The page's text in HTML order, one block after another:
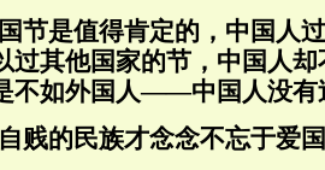
节是值得肯定的，中国人
过其他国家的节，中国人
不如外国人——中国人没有
贱的民族才念念不忘于爱